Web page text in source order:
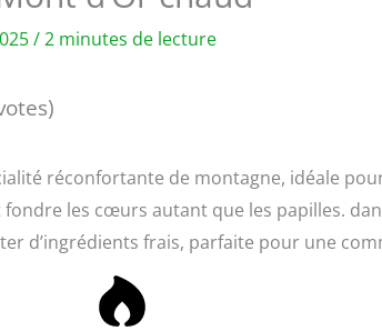
/2 minutes de lecture
réconfortante de montagne, idéale
les cœurs autant que les papilles.
d’ingrédients frais, parfaite pour une